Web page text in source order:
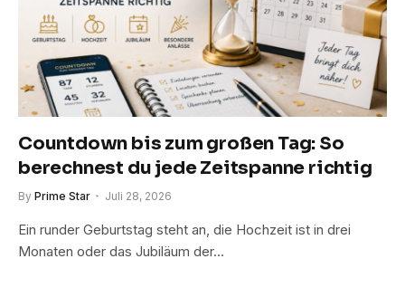
Countdown bis zum großen Tag: So
berechnest du jede Zeitspanne richtig
By Prime Star Juli 28, 2026
Ein runder Geburtstag steht an, die Hochzeit ist in drei
Monaten oder das Jubiläum der…